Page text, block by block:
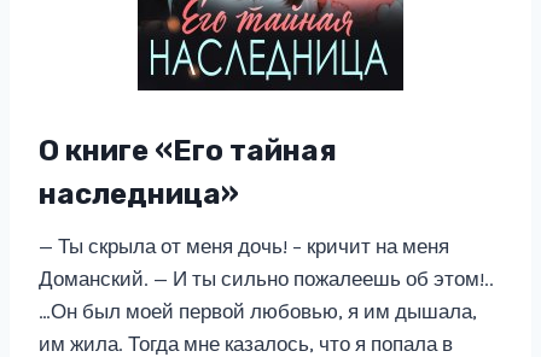
О книге «Его тайная
наследница»
— Ты скрыла от меня дочь! – кричит на меня
Доманский. — И ты сильно пожалеешь об этом!..
…Он был моей первой любовью, я им дышала,
им жила. Тогда мне казалось, что я попала в